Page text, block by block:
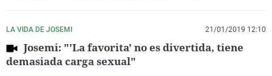
LA VIDA DE JOSEMI 21/01/2019 12:10
Josemi: "'La favorita' no es divertida, tiene
demasiada carga sexual"